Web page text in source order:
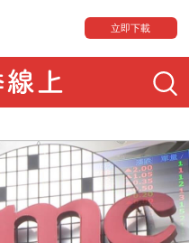
立即下載